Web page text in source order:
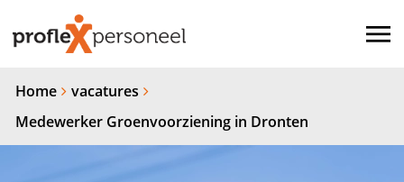
Home
vacatures
Medewerker Groenvoorziening in Dronten